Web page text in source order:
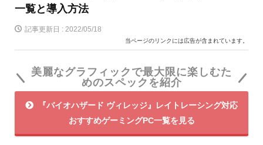
一覧と導入方法
記事更新日 : 2022/05/18
当ページのリンクには広告が含まれています。
美麗なグラフィックで最大限に楽しむた
めのスペックを紹介
『バイオハザード ヴィレッジ』レイトレーシング対応
おすすめゲーミングPC一覧を見る